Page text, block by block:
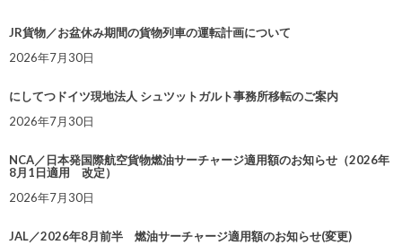
JR貨物／お盆休み期間の貨物列車の運転計画について
2026年7月30日
にしてつドイツ現地法人 シュツットガルト事務所移転のご案内
2026年7月30日
NCA／日本発国際航空貨物燃油サーチャージ適用額のお知らせ（2026年
8月1日適用 改定）
2026年7月30日
JAL／2026年8月前半 燃油サーチャージ適用額のお知らせ(変更)